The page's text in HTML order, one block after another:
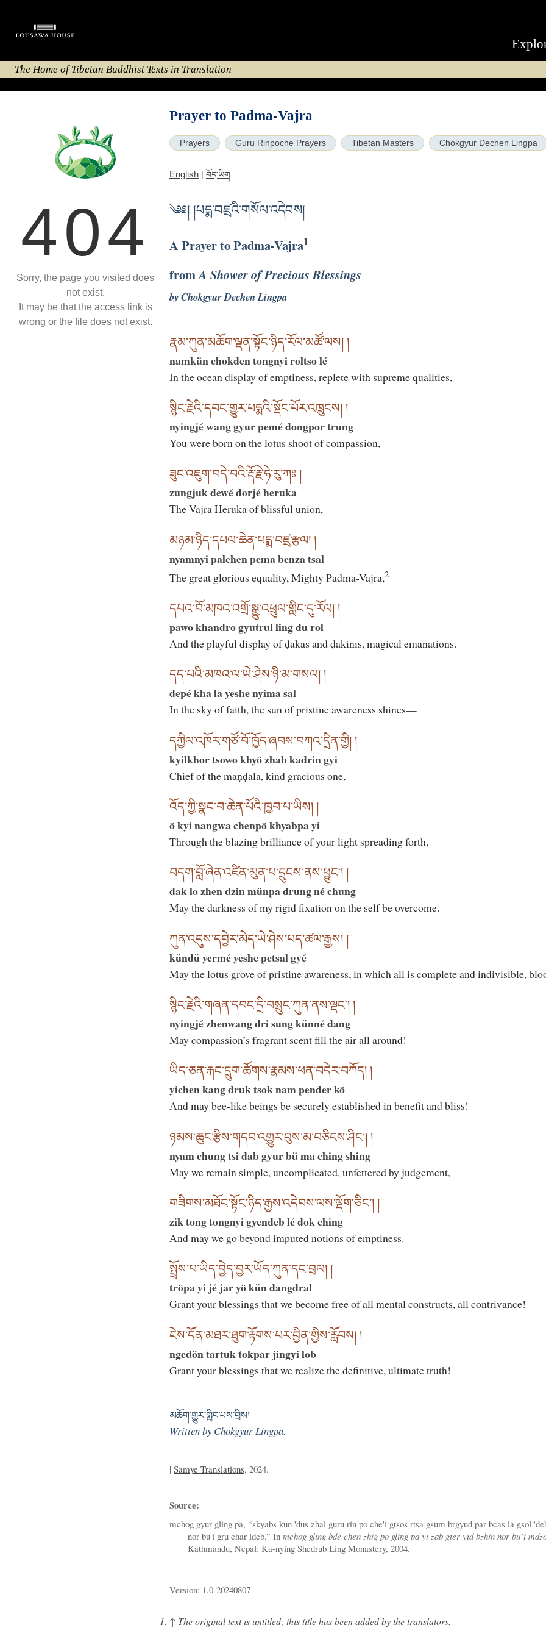
The Home of Tibetan Buddhist Texts in Translation
404
Sorry, the page you visited does
not exist.
It may be that the access link is
wrong or the file does not exist.
Prayer to Padma-Vajra
Prayers Guru Rinpoche Prayers Tibetan Masters Chokgyur Dechen Lingpa
English | བོད་ཡིག
༄༅། །པདྨ་བཛྲའི་གསོལ་འདེབས།
A Prayer to Padma-Vajra1
fromA Shower of Precious Blessings
by Chokgyur Dechen Lingpa
རྣམ་ཀུན་མཆོག་ལྡན་སྟོང་ཉིད་རོལ་མཚོ་ལས། །
namkün chokden tongnyi roltso lé
In the ocean display of emptiness, replete with supreme qualities,
སྙིང་རྗེའི་དབང་གྱུར་པདྨའི་སྡོང་པོར་འཁྲུངས། །
nyingjé wang gyur pemé dongpor trung
You were born on the lotus shoot of compassion,
ཟུང་འཇུག་བདེ་བའི་རྡོ་རྗེ་ཧེ་རུ་ཀཿ །
zungjuk dewé dorjé heruka
The Vajra Heruka of blissful union,
མཉམ་ཉིད་དཔལ་ཆེན་པདྨ་བཛྲ་རྩལ། །
nyamnyi palchen pema benza tsal
The great glorious equality, Mighty Padma-Vajra,2
དཔའ་བོ་མཁའ་འགྲོ་སྒྱུ་འཕྲུལ་གླིང་དུ་རོལ། །
pawo khandro gyutrul ling du rol
And the playful display of ḍākas and ḍākinīs, magical emanations.
དད་པའི་མཁའ་ལ་ཡེ་ཤེས་ཉི་མ་གསལ། །
depé kha la yeshe nyima sal
In the sky of faith, the sun of pristine awareness shines—
དཀྱིལ་འཁོར་གཙོ་བོ་ཁྱོད་ཞབས་བཀའ་དྲིན་གྱི། །
kyilkhor tsowo khyö zhab kadrin gyi
Chief of the maṇḍala, kind gracious one,
འོད་ཀྱི་སྣང་བ་ཆེན་པོའི་ཁྱབ་པ་ཡིས། །
ö kyi nangwa chenpö khyabpa yi
Through the blazing brilliance of your light spreading forth,
བདག་བློ་ཞེན་འཛིན་མུན་པ་དྲུངས་ནས་ཕྱུང་། །
dak lo zhen dzin münpa drung né chung
May the darkness of my rigid fixation on the self be overcome.
ཀུན་འདུས་དབྱེར་མེད་ཡེ་ཤེས་པད་ཚལ་རྒྱས། །
kündü yermé yeshe petsal gyé
May the lotus grove of pristine awareness, in which all is complete and indivisible,
སྙིང་རྗེའི་གཞན་དབང་དྲི་བསྲུང་ཀུན་ནས་ལྡང་། །
nyingjé zhenwang dri sung künné dang
May compassion’s fragrant scent fill the air all around!
ཡིད་ཅན་རྐང་དྲུག་ཚོགས་རྣམས་ཕན་བདེར་བཀོད། །
yichen kang druk tsok nam pender kö
And may bee-like beings be securely established in benefit and bliss!
ཉམས་ཆུང་རྩིས་གདབ་འགྱུར་བུས་མ་བཅིངས་ཤིང་། །
nyam chung tsi dab gyur bü ma ching shing
May we remain simple, uncomplicated, unfettered by judgement,
གཟིགས་མཐོང་སྟོང་ཉིད་རྒྱས་འདེབས་ལས་ལྡོག་ཅིང་། །
zik tong tongnyi gyendeb lé dok ching
And may we go beyond imputed notions of emptiness.
སྤྲོས་པ་ཡིད་བྱེད་བྱར་ཡོད་ཀུན་དང་བྲལ། །
tröpa yi jé jar yö kün dangdral
Grant your blessings that we become free of all mental constructs, all contrivance!
ངེས་དོན་མཐར་ཐུག་རྟོགས་པར་བྱིན་གྱིས་རློབས། །
ngedön tartuk tokpar jingyi lob
Grant your blessings that we realize the definitive, ultimate truth!
མཆོག་གྱུར་གླིང་པས་བྲིས།
Written by Chokgyur Lingpa.
| Samye Translations, 2024.
Source:
mchog gyur gling pa, “skyabs kun 'dus zhal guru rin po che'i gtsos rtsa gsum brgyud par bcas la gsol
nor bu'i gru char ldeb.” In mchog gling bde chen zhig po gling pa yi zab gter yid bzhin nor bu’i
Kathmandu, Nepal: Ka-nying Shedrub Ling Monastery, 2004.
Version: 1.0-20240807
↑ The original text is untitled; this title has been added by the translators.